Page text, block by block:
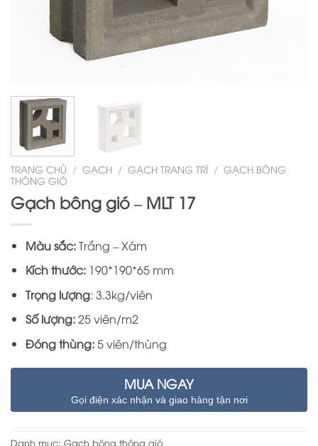
TRANG CHỦ / GẠCH / GẠCH TRANG TRÍ / GẠCH BÔNG
THÔNG GIÓ
Gạch bông gió – MLT 17
Màu sắc:Trắng – Xám
Kích thước:190*190*65 mm
Trọng lượng: 3.3kg/viên
Số lượng:25 viên/m2
Đóng thùng:5 viên/thùng
MUA NGAY
Gọi điện xác nhận và giao hàng tận nơi
Danh mục: Gạch bông thông gió